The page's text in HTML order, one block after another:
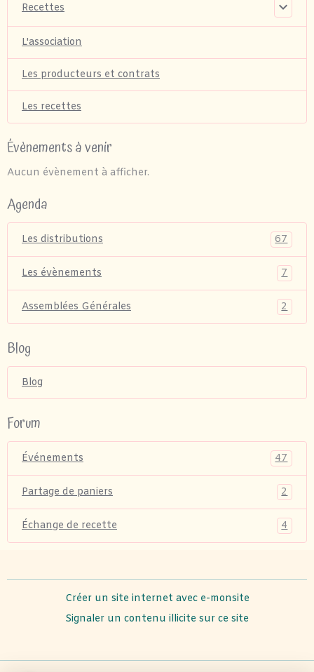
Recettes
L'association
Les producteurs et contrats
Les recettes
Évènements à venir
Aucun évènement à afficher.
Agenda
Les distributions 67
Les évènements 7
Assemblées Générales 2
Blog
Blog
Forum
Événements 47
Partage de paniers 2
Échange de recette 4
Créer un site internet avec e-monsite
Signaler un contenu illicite sur ce site